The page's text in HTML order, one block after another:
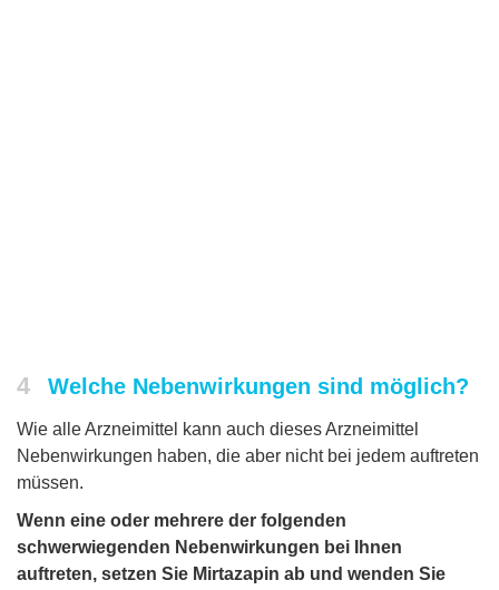
4 Welche Nebenwirkungen sind möglich?
Wie alle Arzneimittel kann auch dieses Arzneimittel
Nebenwirkungen haben, die aber nicht bei jedem auftreten
müssen.
Wenn eine oder mehrere der folgenden
schwerwiegenden Nebenwirkungen bei Ihnen
auftreten, setzen Sie Mirtazapin ab und wenden Sie